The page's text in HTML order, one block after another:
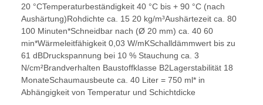
20 °CTemperaturbeständigkeit 40 °C bis + 90 °C (nach
Aushärtung)Rohdichte ca. 15 20 kg/m³Aushärtezeit ca. 80
100 Minuten*Schneidbar nach (Ø 20 mm) ca. 40 60
min*Wärmeleitfähigkeit 0,03 W/mKSchalldämmwert bis zu
61 dBDruckspannung bei 10 % Stauchung ca. 3
N/cm²Brandverhalten Baustoffklasse B2Lagerstabilität 18
MonateSchaumausbeute ca. 40 Liter = 750 ml* in
Abhängigkeit von Temperatur und Schichtdicke